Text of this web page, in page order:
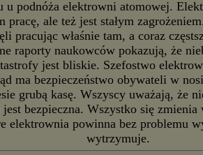
u podnóża elektrowni atomowej.
pracę, ale też jest stałym
pracując właśnie tam, a coraz
raporty naukowców pokazują, że
jest bliskie. Szefostwo
ma bezpieczeństwo obywateli w
grubą kasę. Wszyscy uważają, że
bezpieczna. Wszystko się zmienia
elektrownia powinna bez problemu
wytrzymuje.